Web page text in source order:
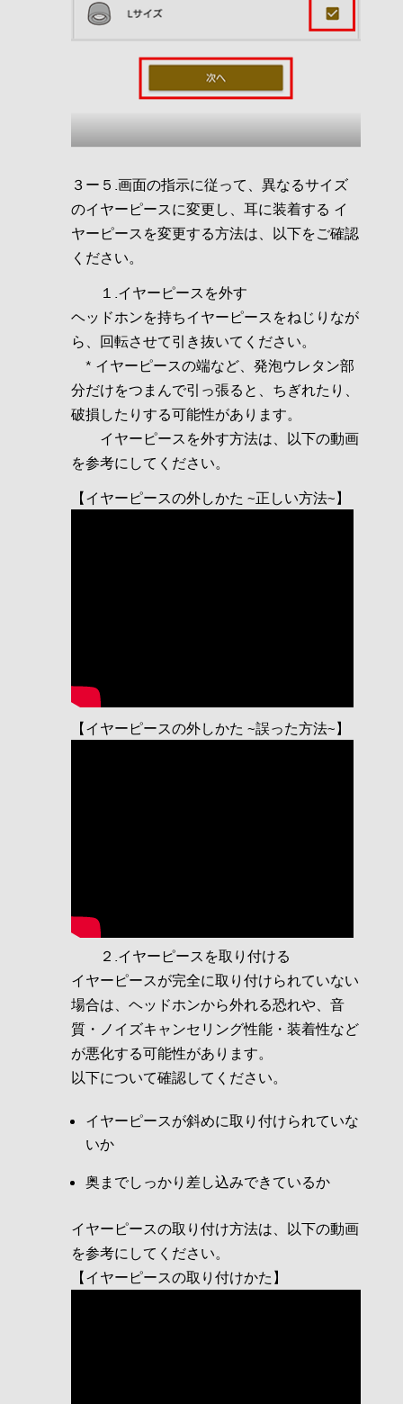
３ー５.画面の指示に従って、異なるサイズ
のイヤーピースに変更し、耳に装着する イ
ヤーピースを変更する方法は、以下をご確認
ください。
１.イヤーピースを外す
ヘッドホンを持ちイヤーピースをねじりなが
ら、回転させて引き抜いてください。
* イヤーピースの端など、発泡ウレタン部
分だけをつまんで引っ張ると、ちぎれたり、
破損したりする可能性があります。
イヤーピースを外す方法は、以下の動画
を参考にしてください。
【イヤーピースの外しかた ~正しい方法~】
【イヤーピースの外しかた ~誤った方法~】
２.イヤーピースを取り付ける
イヤーピースが完全に取り付けられていない
場合は、ヘッドホンから外れる恐れや、音
質・ノイズキャンセリング性能・装着性など
が悪化する可能性があります。
以下について確認してください。
イヤーピースが斜めに取り付けられていな
いか
奥までしっかり差し込みできているか
イヤーピースの取り付け方法は、以下の動画
を参考にしてください。
【イヤーピースの取り付けかた】